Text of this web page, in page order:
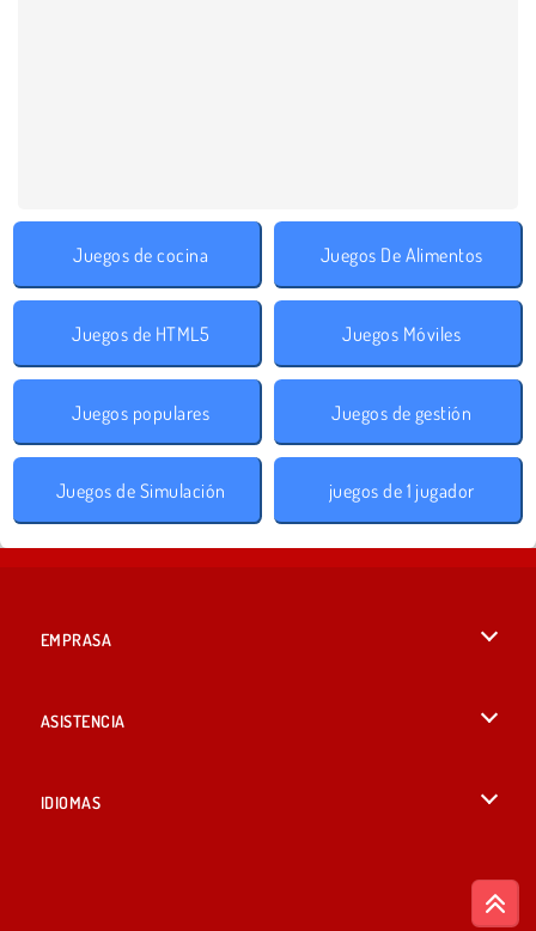
Juegos de cocina Juegos De Alimentos
Juegos de HTML5 Juegos Móviles
Juegos populares Juegos de gestión
Juegos de Simulación juegos de 1 jugador
EMPRASA
ASISTENCIA
IDIOMAS